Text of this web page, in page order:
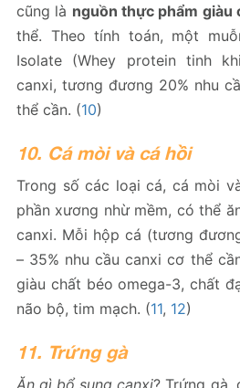
cũng là nguồn thực phẩm giàu
thể. Theo tính toán, một
Isolate (Whey protein tinh
canxi, tương đương 20% nhu
thể cần. (10)
10. Cá mòi và cá hồi
Trong số các loại cá, cá mòi
phần xương nhừ mềm, có thể
canxi. Mỗi hộp cá (tương
– 35% nhu cầu canxi cơ thể
giàu chất béo omega-3, chất
não bộ, tim mạch. (11, 12)
11. Trứng gà
Ăn gì bổ sung canxi? Trứng gà,